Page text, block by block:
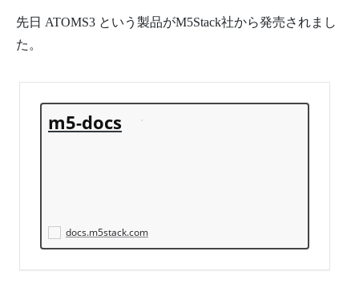
先日 ATOMS3 という製品がM5Stack社から発売されまし
た。
m5-docs
docs.m5stack.com